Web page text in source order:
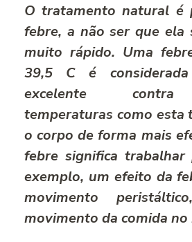
O tratamento natural é
febre, a não ser que ela
muito rápido. Uma
39,5 C é
excelente contra
temperaturas como esta
o corpo de forma mais
febre significa trabalhar
exemplo, um efeito da
movimento
movimento da comida